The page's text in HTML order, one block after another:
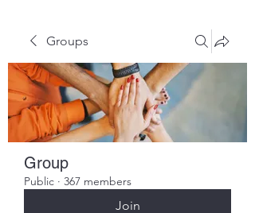
Groups
Group
Public · 367 members
Join